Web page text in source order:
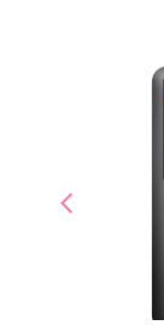
arrow_back_iosPrevious